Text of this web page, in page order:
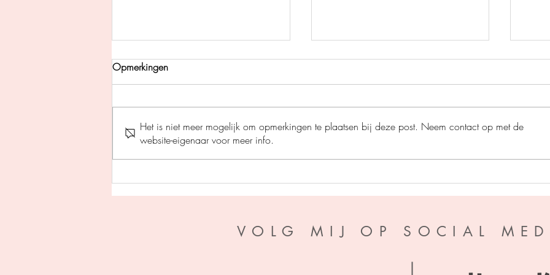
Perfecte stilte - Helen Fields
Het grote bijenplan - Ben
Opmerkingen
Het is niet meer mogelijk om opmerkingen te plaatsen bij deze post. Neem contact op met de
website-eigenaar voor meer info.
VOLG MIJ OP SOCIAL